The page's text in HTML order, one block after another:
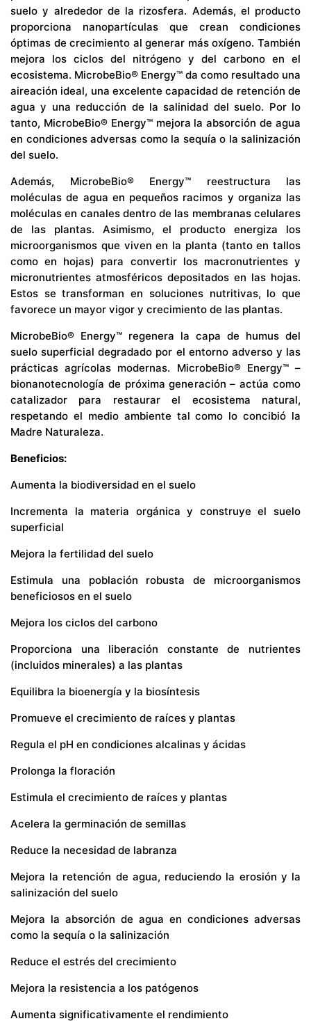
suelo y alrededor de la rizosfera. Además, el producto
proporciona nanopartículas que crean condiciones
óptimas de crecimiento al generar más oxígeno. También
mejora los ciclos del nitrógeno y del carbono en el
ecosistema. MicrobeBio® Energy™ da como resultado una
aireación ideal, una excelente capacidad de retención de
agua y una reducción de la salinidad del suelo. Por lo
tanto, MicrobeBio® Energy™ mejora la absorción de agua
en condiciones adversas como la sequía o la salinización
del suelo.
Además, MicrobeBio® Energy™ reestructura las
moléculas de agua en pequeños racimos y organiza las
moléculas en canales dentro de las membranas celulares
de las plantas. Asimismo, el producto energiza los
microorganismos que viven en la planta (tanto en tallos
como en hojas) para convertir los macronutrientes y
micronutrientes atmosféricos depositados en las hojas.
Estos se transforman en soluciones nutritivas, lo que
favorece un mayor vigor y crecimiento de las plantas.
MicrobeBio® Energy™ regenera la capa de humus del
suelo superficial degradado por el entorno adverso y las
prácticas agrícolas modernas. MicrobeBio® Energy™ –
bionanotecnología de próxima generación – actúa como
catalizador para restaurar el ecosistema natural,
respetando el medio ambiente tal como lo concibió la
Madre Naturaleza.
Beneficios:
Aumenta la biodiversidad en el suelo
Incrementa la materia orgánica y construye el suelo
superficial
Mejora la fertilidad del suelo
Estimula una población robusta de microorganismos
beneficiosos en el suelo
Mejora los ciclos del carbono
Proporciona una liberación constante de nutrientes
(incluidos minerales) a las plantas
Equilibra la bioenergía y la biosíntesis
Promueve el crecimiento de raíces y plantas
Regula el pH en condiciones alcalinas y ácidas
Prolonga la floración
Estimula el crecimiento de raíces y plantas
Acelera la germinación de semillas
Reduce la necesidad de labranza
Mejora la retención de agua, reduciendo la erosión y la
salinización del suelo
Mejora la absorción de agua en condiciones adversas
como la sequía o la salinización
Reduce el estrés del crecimiento
Mejora la resistencia a los patógenos
Aumenta significativamente el rendimiento